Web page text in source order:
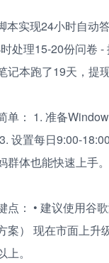
本实现24小时自动
处理15-20份问卷
本跑了19天，提现
单： 1. 准备
设置每日9:00-
群体也能快速上手
点： • 建议使用谷
案） 现在市面上
。